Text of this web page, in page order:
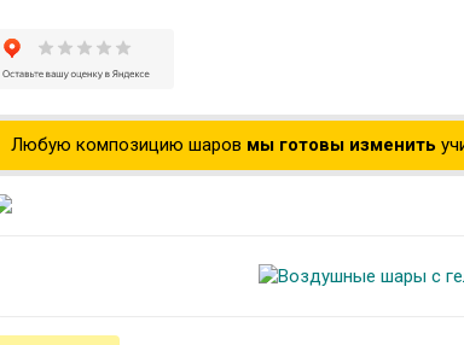
Любую композицию шаров мы готовы изменить